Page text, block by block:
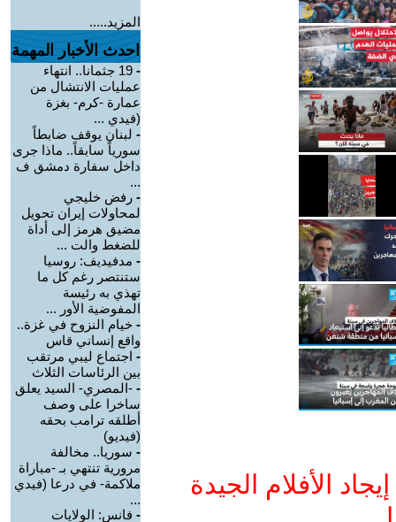
الأفلام الجيدة
المزيد.....
احدث الأخبار المهمة
-
19 جثمانا.. انتهاء
عمليات الانتشال من
عمارة -كرم- بغزة
(فيدي ...
- لبنان يوقف ضابطاً
سورياً سابقاً.. ماذا جرى
داخل سفارة دمشق ف
...
- رفض خليجي
لمحاولات إيران تحويل
مضيق هرمز إلى أداة
للضغط والت ...
- مدفيديف: روسيا
ستنتصر رغم كل ما
تهذي به رئيسة
المفوضية الأور ...
- خيام النزوح في غزة..
واقع إنساني قاس
- اجتماع ليبي مرتقب
بين الرئاسات الثلاث
- -المصري- السيد يعلق
ساخرا على وصف
أطلقه ترامب بحقه
(فيديو)
- سوريا.. مخالفة
مرورية تنتهي بـ -مباراة
ملاكمة- في درعا (فيدي
...
- فانس: الولايات